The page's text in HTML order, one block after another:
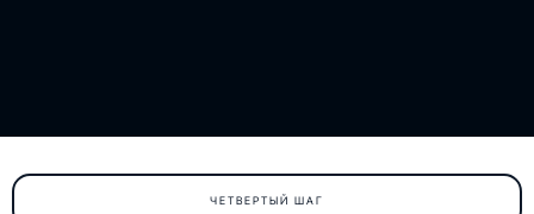
ЧЕТВЕРТЫЙ ШАГ